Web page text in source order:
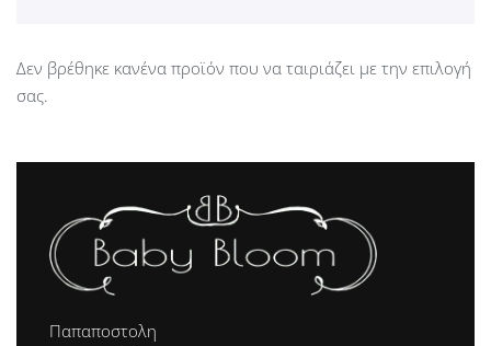
Δεν βρέθηκε κανένα προϊόν που να ταιριάζει με την επιλογή
σας.
Παπαποστολη